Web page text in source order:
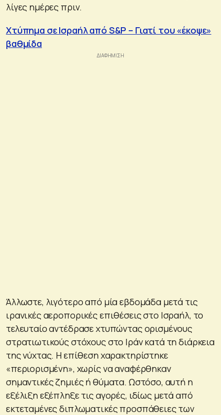
λίγες ημέρες πριν.
Χτύπημα σε Ισραήλ από S&P – Γιατί του «έκοψε»
βαθμίδα
Άλλωστε, λιγότερο από μία εβδομάδα μετά τις
ιρανικές αεροπορικές επιθέσεις στο Ισραήλ, το
τελευταίο αντέδρασε χτυπώντας ορισμένους
στρατιωτικούς στόχους στο Ιράν κατά τη διάρκεια
της νύχτας. Η επίθεση χαρακτηρίστηκε
«περιορισμένη», χωρίς να αναφέρθηκαν
σημαντικές ζημιές ή θύματα. Ωστόσο, αυτή η
εξέλιξη εξέπληξε τις αγορές, ιδίως μετά από
εκτεταμένες διπλωματικές προσπάθειες των